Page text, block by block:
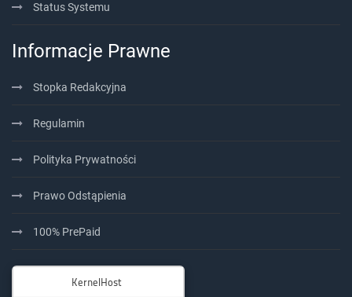
Status Systemu
Informacje Prawne
Stopka Redakcyjna
Regulamin
Polityka Prywatności
Prawo Odstąpienia
100% PrePaid